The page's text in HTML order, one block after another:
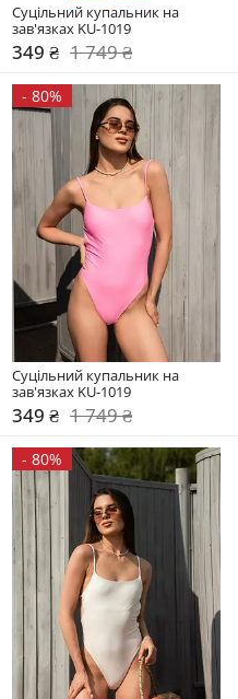
Суцільний купальник на
зав'язках KU-1019
349 ₴ 1 749 ₴
- 80%
Суцільний купальник на
зав'язках KU-1019
349 ₴ 1 749 ₴
- 80%